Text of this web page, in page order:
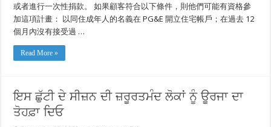
或者進行一次性捐款。 如果顧客符合以下條件，則他們可能有資格參
加這項計畫： 以同住成年人的名義在 PG&E 開立住宅帳戶；在過去 12
個月內沒有接受過 …
Read More »
ਇਸ ਛੁੱਟੀ ਦੇ ਸੀਜ਼ਨ ਦੀ ਜ਼ਰੂਰਤਮੰਦ ਲੋਕਾਂ ਨੂੰ ਊਰਜਾ ਦਾ
ਤੋਹਫ਼ਾ ਦਿਓ